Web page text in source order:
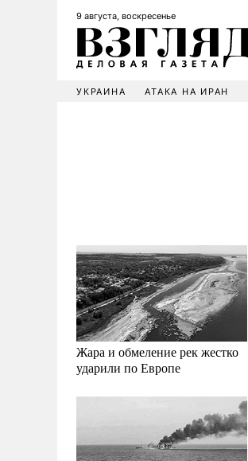
9 августа, воскресенье
УКРАИНА АТАКА НА ИРАН
Жара и обмеление рек жестко
ударили по Европе